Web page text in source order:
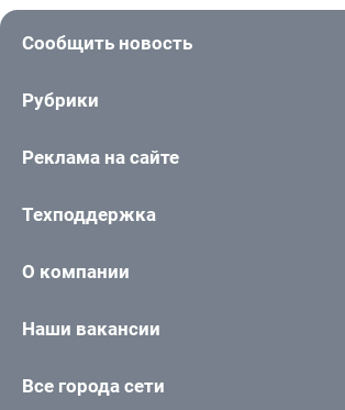
Сообщить новость
Рубрики
Реклама на сайте
Техподдержка
О компании
Наши вакансии
Все города сети